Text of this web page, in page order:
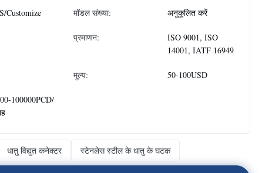
Customize मॉडल संख्या: अनुकूलित करें
प्रमाणन:
ISO 9001, ISO
14001, IATF 16949
मूल्य: 50-100USD
100000PCD/
धातु विद्युत कनेक्टर स्टेनलेस स्टील के धातु के घटक